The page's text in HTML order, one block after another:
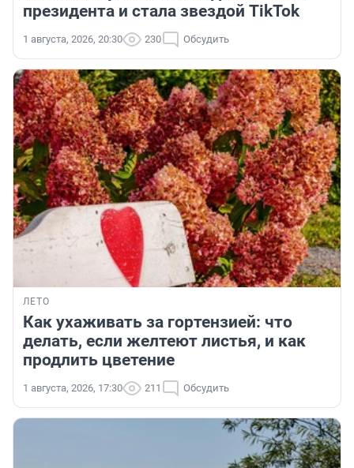
президента и стала звездой TikTok
1 августа, 2026, 20:30 230 Обсудить
ЛЕТО
Как ухаживать за гортензией: что
делать, если желтеют листья, и как
продлить цветение
1 августа, 2026, 17:30 211 Обсудить